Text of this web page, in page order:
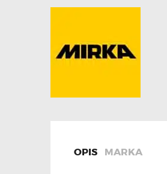
OPIS MARKA